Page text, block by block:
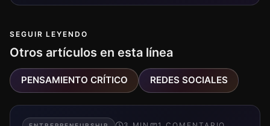
SEGUIR LEYENDO
Otros artículos en esta línea
PENSAMIENTO CRÍTICO REDES SOCIALES